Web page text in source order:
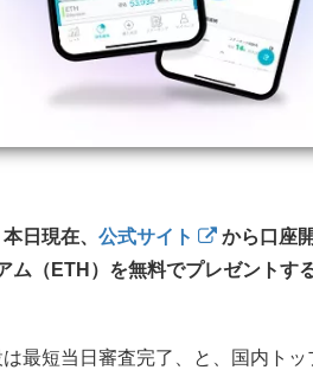
日現在、 公式サイト
から口座
ム（ETH）を無料でプレゼントす
最短当日審査完了、と、国内トッ